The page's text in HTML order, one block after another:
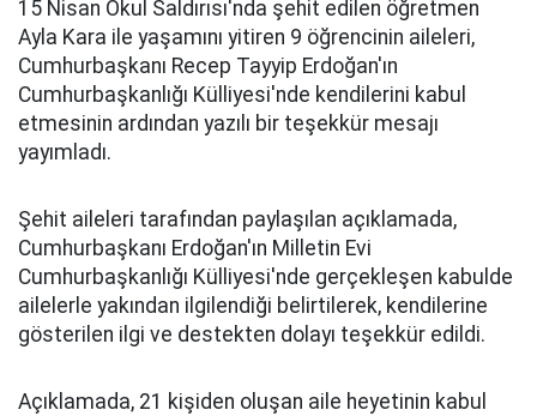
15 Nisan Okul Saldırısı'nda şehit edilen öğretmen
Ayla Kara ile yaşamını yitiren 9 öğrencinin aileleri,
Cumhurbaşkanı Recep Tayyip Erdoğan'ın
Cumhurbaşkanlığı Külliyesi'nde kendilerini kabul
etmesinin ardından yazılı bir teşekkür mesajı
yayımladı.
Şehit aileleri tarafından paylaşılan açıklamada,
Cumhurbaşkanı Erdoğan'ın Milletin Evi
Cumhurbaşkanlığı Külliyesi'nde gerçekleşen kabulde
ailelerle yakından ilgilendiği belirtilerek, kendilerine
gösterilen ilgi ve destekten dolayı teşekkür edildi.
Açıklamada, 21 kişiden oluşan aile heyetinin kabul